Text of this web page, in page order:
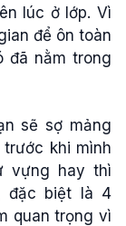
lúc ở lớp. Vì
để ôn toàn
đã nằm trong
sẽ sợ mảng
khi mình
vựng hay thì
đặc biệt là 4
quan trọng vì